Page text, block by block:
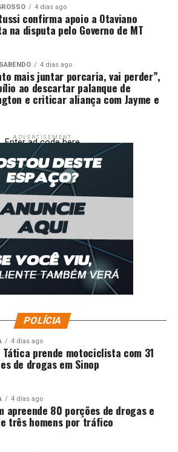
Capacita tem como objetivo
de qualificação profissional,
produtiva e fortalecendo a
mato-grossenses por meio do
trabalho. Em Primavera do Leste,
do Estado e a Prefeitura tem
cursos gratuitos, contribuindo
mão de obra qualificada e para o
do município.
CELEBRA
FORMAÇÃO IMOBILIÁRIAS
NOVOS
PRIMAVERADOLESTE
PROFISSIONAIS
realiza Copa dos Poderes de
recuperação da malha viária em
Primavera do Leste
4 dias ago
confirma apoio a Otaviano
na disputa pelo Governo de MT
4 dias ago
mais juntar porcaria, vai perder”,
ao descartar palanque de
e criticar aliança com Jayme e
ADVERTISEMENT
Enter ad code here
POLÍCIA
4 dias ago
Tática prende motociclista com 31
de drogas em Sinop
4 dias ago
apreende 80 porções de drogas e
três homens por tráfico